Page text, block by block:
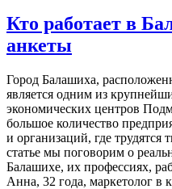
Кто работает в
анкеты
Город Балашиха,
является одним из
экономических центров
большое количество
и организаций, где трудятся
статье мы поговорим о
Балашихе, их профессиях,
Анна, 32 года, маркетолог в